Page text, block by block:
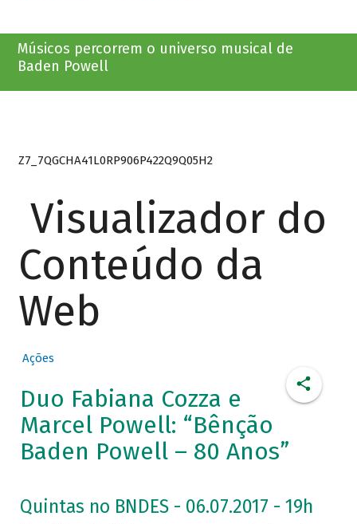
Músicos percorrem o universo musical de
Baden Powell
Z7_7QGCHA41L0RP906P422Q9Q05H2
Visualizador do
Conteúdo da
Web
Ações
Duo Fabiana Cozza e
Marcel Powell: “Bênção
Baden Powell – 80 Anos”
Quintas no BNDES - 06.07.2017 - 19h